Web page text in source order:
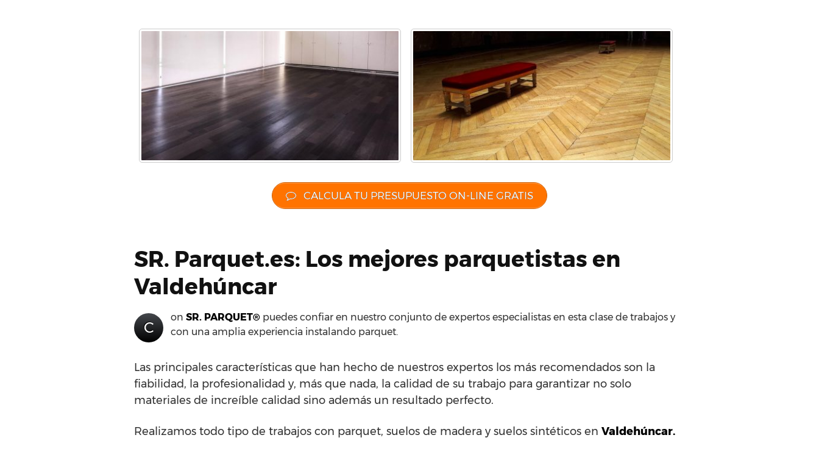
CALCULA TU PRESUPUESTO ON-LINE GRATIS
SR. Parquet.es: Los mejores parquetistas en
Valdehúncar
C
on SR. PARQUET® puedes confiar en nuestro conjunto de expertos especialistas en esta clase de trabajos y
con una amplia experiencia instalando parquet.
Las principales características que han hecho de nuestros expertos los más recomendados son la
fiabilidad, la profesionalidad y, más que nada, la calidad de su trabajo para garantizar no solo
materiales de increíble calidad sino además un resultado perfecto.
Realizamos todo tipo de trabajos con parquet, suelos de madera y suelos sintéticos en Valdehúncar.